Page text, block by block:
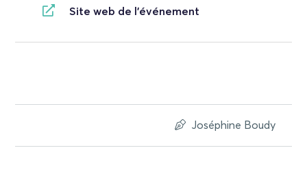
Site web de l'événement
Joséphine Boudy